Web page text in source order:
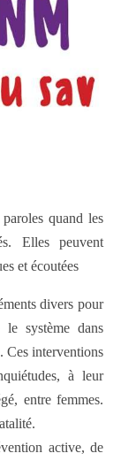
quand les
Elles peuvent
et écoutées
divers pour
le système dans
Ces interventions
à leur
entre femmes.
active, de